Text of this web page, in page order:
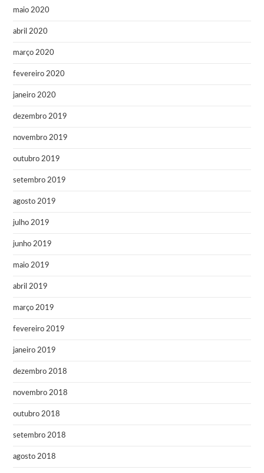
maio 2020
abril 2020
março 2020
fevereiro 2020
janeiro 2020
dezembro 2019
novembro 2019
outubro 2019
setembro 2019
agosto 2019
julho 2019
junho 2019
maio 2019
abril 2019
março 2019
fevereiro 2019
janeiro 2019
dezembro 2018
novembro 2018
outubro 2018
setembro 2018
agosto 2018